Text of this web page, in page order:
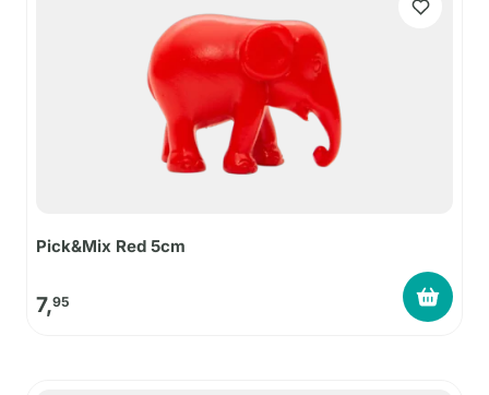
Pick&Mix Red 5cm
7,95